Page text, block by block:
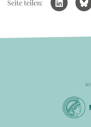
Seite teilen: